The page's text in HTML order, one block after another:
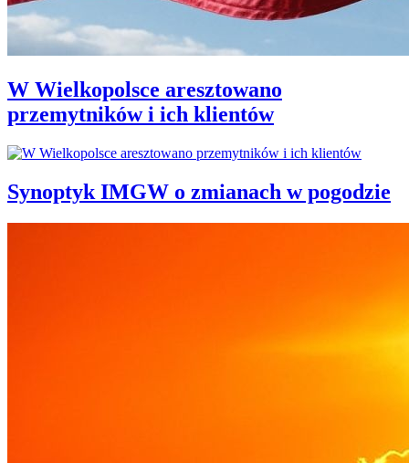
W Wielkopolsce aresztowano
przemytników i ich klientów
Synoptyk IMGW o zmianach w pogodzie